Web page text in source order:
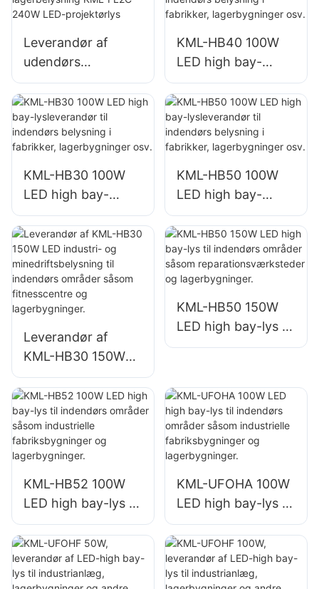
LED-projektørlys
Leverandør af
udendørs
parkeringsplads-
og lagerbelysning
KML-FL2C 240W
LED-projektørlys
KML-HB40 100W
LED high bay-
lysleverandør til
indendørs
belysning i
fabrikker,
KML-HB30 100W
LED high bay-
lysleverandør til
indendørs
belysning i
fabrikker,
lagerbygninger osv.
KML-HB50 100W
LED high bay-
lysleverandør til
indendørs
belysning i
fabrikker,
Leverandør af
KML-HB30 150W
LED industri- og
minedriftsbelysning
til indendørs
områder såsom
fitnesscentre og
KML-HB50 150W
LED high bay-lys til
indendørs områder
reparationsværkste
der og
lagerbygninger.
KML-HB52 100W
LED high bay-lys til
indendørs områder
såsom industrielle
fabriksbygninger
og lagerbygninger.
KML-UFOHA 100W
LED high bay-lys til
indendørs områder
såsom industrielle
fabriksbygninger
og lagerbygninger.